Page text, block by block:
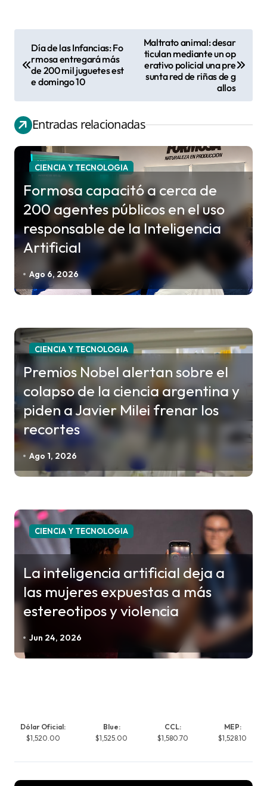
e
g
a
d
e
t
a
d
Día de las Infancias: Fo
rmosa entregará más
de 200 mil juguetes est
e domingo 10
Maltrato animal: desar
ticulan mediante un op
erativo policial una pre
sunta red de riñas de g
allos
Entradas relacionadas
CIENCIA Y TECNOLOGIA
Formosa capacitó a cerca de
200 agentes públicos en el uso
responsable de la Inteligencia
Artificial
Ago 6, 2026
CIENCIA Y TECNOLOGIA
Premios Nobel alertan sobre el
colapso de la ciencia argentina y
piden a Javier Milei frenar los
recortes
Ago 1, 2026
CIENCIA Y TECNOLOGIA
La inteligencia artificial deja a
las mujeres expuestas a más
estereotipos y violencia
Jun 24, 2026
Dólar Oficial:
$1,520.00
Blue:
$1,525.00
CCL:
$1,580.70
MEP:
$1,528.10